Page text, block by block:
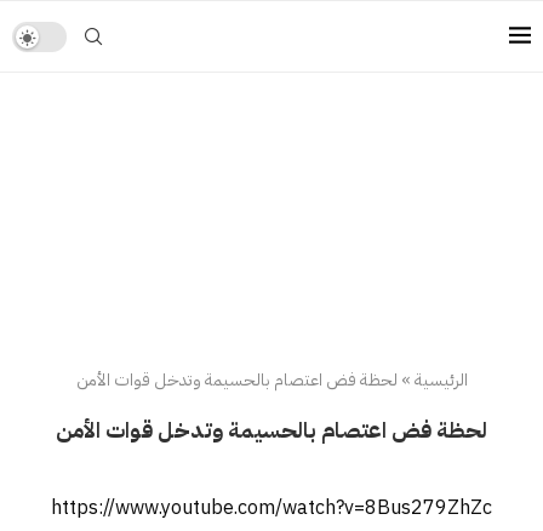
الرئيسية» لحظة فض اعتصام بالحسيمة وتدخل قوات الأمن
لحظة فض اعتصام بالحسيمة وتدخل قوات الأمن
https://www.youtube.com/watch?v=8Bus279ZhZc